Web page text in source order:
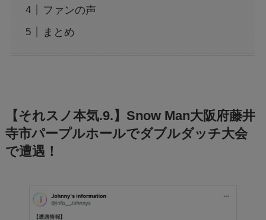
ファンの声
まとめ
【それスノ本気.9.】Snow Man大阪府藤井
寺市パープルホールでダブルダッチ大会
で遭遇！